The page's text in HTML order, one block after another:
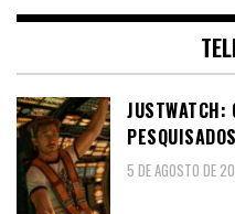
JUSTWATCH:
5 DE AGOSTO DE